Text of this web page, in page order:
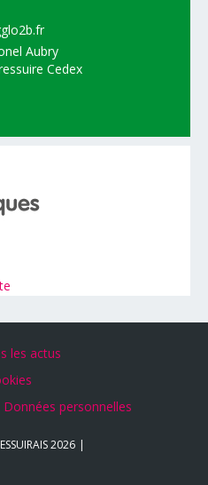
Aubry
Cedex
les actus
Données personnelles
2026